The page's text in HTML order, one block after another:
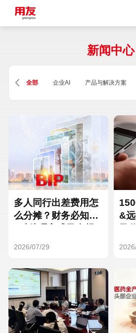
Singapore
Hungary
Hong Kong
新闻中心
全部 企业AI 产品与解决方案
多人同行出差费用怎
么分摊？财务必知的
2026/07/29
&